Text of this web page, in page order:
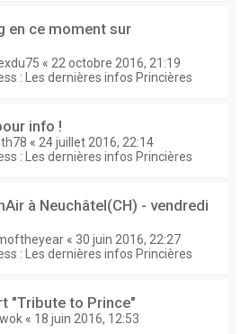
en ce moment sur
« 22 octobre 2016, 21:19
: Les dernières infos Princières
info !
« 24 juillet 2016, 22:14
: Les dernières infos Princières
à Neuchâtel(CH) - vendredi
« 30 juin 2016, 22:27
: Les dernières infos Princières
"Tribute to Prince"
« 18 juin 2016, 12:53